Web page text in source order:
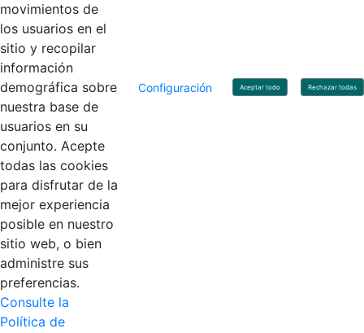
Contacto
Línea de servicio al ciudadano: +57(601) 492 64 00
Correo Institucional:
Correo de notificaciones judiciales:
notificacionjudicial@contaduria.gov.co
Correo de Asuntos disciplinarios:
asuntosdisciplinarios@contaduria.gov.co
Línea Anticorrupción: +57(601) 492 64 00 Ext. 4
Política de privacidad y protección de datos personales
Política de derechos de autor
Términos y condiciones de uso
© Copyright 2026 - Todos los derechos reservados
Gobierno de Colombia
movimientos de
los usuarios en el
sitio y recopilar
información
demográfica sobre
nuestra base de
usuarios en su
conjunto. Acepte
todas las cookies
para disfrutar de la
mejor experiencia
posible en nuestro
sitio web, o bien
administre sus
preferencias.
Consulte la
Política de
Configuración Aceptar todo Rechazar todas